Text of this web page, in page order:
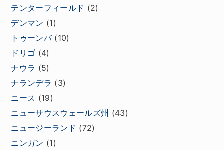
テンターフィールド (2)
デンマン (1)
トゥーンバ(10)
ドリゴ (4)
ナウラ (5)
ナランデラ (3)
ニース (19)
ニューサウスウェールズ州 (43)
ニュージーランド (72)
ニンガン (1)